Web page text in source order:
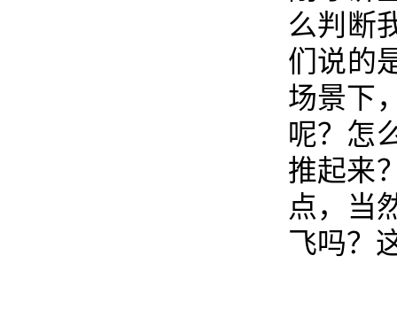
么判断
们说的
场景下
呢？怎
推起来
点，当
飞吗？